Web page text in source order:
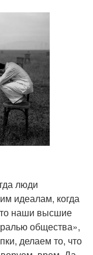
люди
идеалам, когда
наши высшие
общества»,
делаем то, что